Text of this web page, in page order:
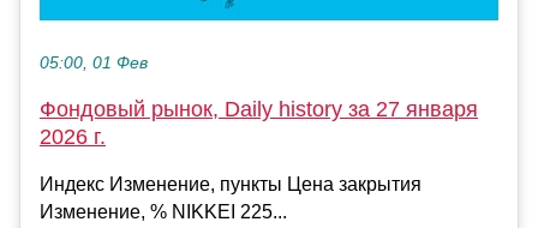
05:00, 01 Фев
Фондовый рынок, Daily history за 27 января
2026 г.
Индекс Изменение, пункты Цена закрытия
Изменение, % NIKKEI 225...